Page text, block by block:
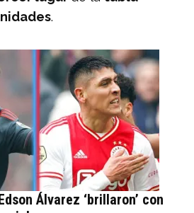
.
Álvarez ‘brillaron’ con